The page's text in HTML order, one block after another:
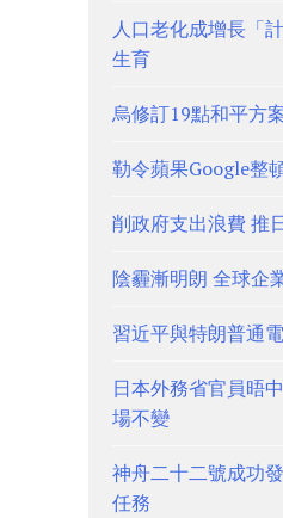
人口老化成增長「
生育
烏修訂19點和平方
勒令蘋果Google整
削政府支出浪費 推
陰霾漸明朗 全球企
習近平與特朗普通
日本外務省官員晤
場不變
神舟二十二號成功
任務